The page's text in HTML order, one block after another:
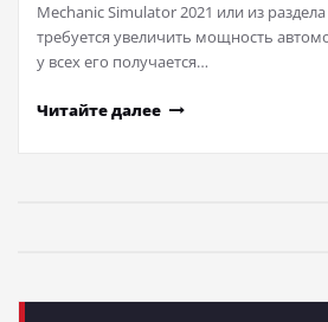
Mechanic Simulator 2021 или из
требуется увеличить мощность
у всех его получается…
Читайте далее